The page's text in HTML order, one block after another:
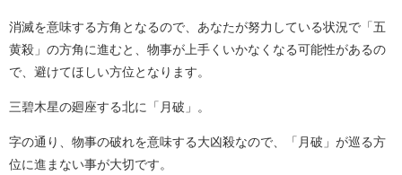
消滅を意味する方角となるので、あなたが努力している状況で「五
黄殺」の方角に進むと、物事が上手くいかなくなる可能性があるの
で、避けてほしい方位となります。
三碧木星の廻座する北に「月破」。
字の通り、物事の破れを意味する大凶殺なので、「月破」が巡る方
位に進まない事が大切です。